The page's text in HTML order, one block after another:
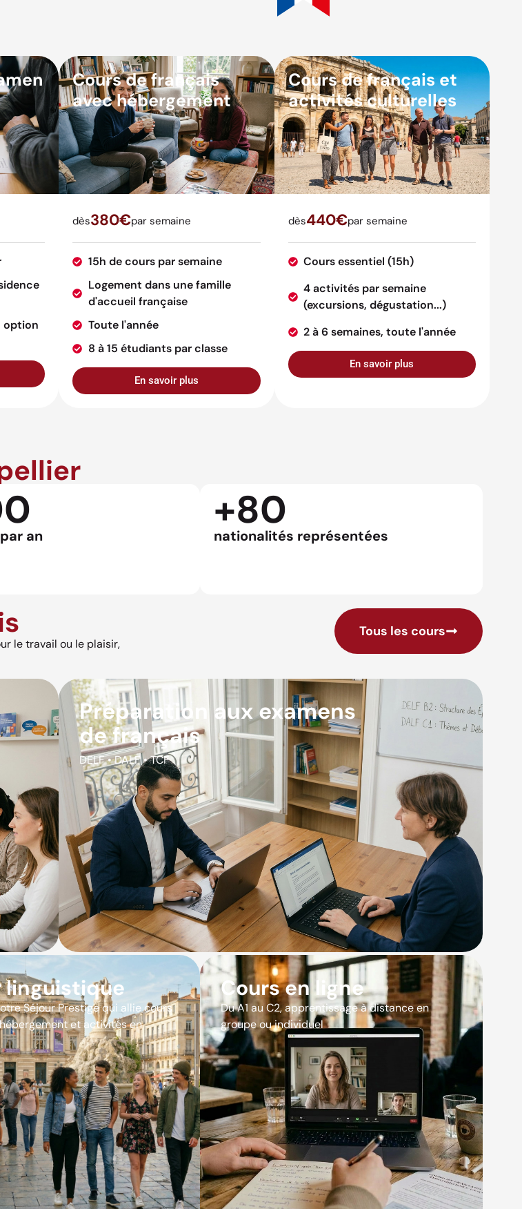
option
Cours de français
avec hébergement
dès380€par semaine
15h de cours par semaine
Logement dans une famille
d'accueil française
Toute l'année
8 à 15 étudiants par classe
En savoir plus
Cours de français et
activités culturelles
dès440€par semaine
Cours essentiel (15h)
4 activités par semaine
(excursions, dégustation...)
2 à 6 semaines, toute l'année
En savoir plus
an
+80
nationalités représentées
le travail ou le plaisir,
Tous les cours
Préparation aux examens
de français
DELF • DALF • TCF
linguistique
Séjour Prestige qui allie cours
et activités en
Cours en ligne
Du A1 au C2, apprentissage à distance en
groupe ou individuel